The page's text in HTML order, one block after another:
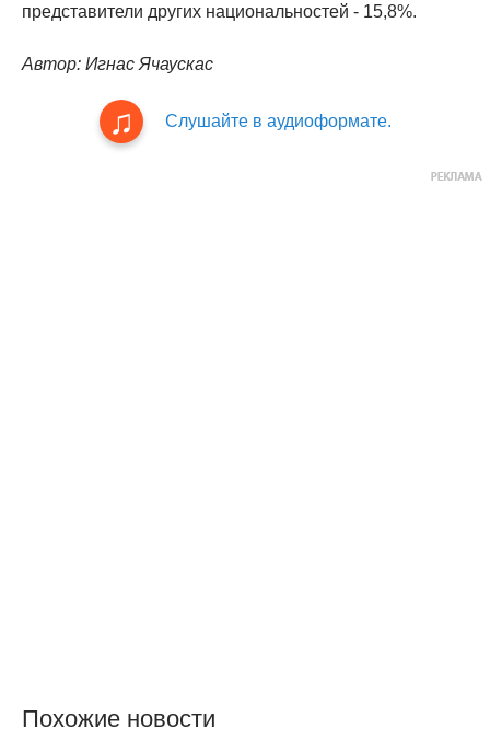
представители других национальностей - 15,8%.
Автор: Игнас Ячаускас
Слушайте в аудиоформате.
Похожие новости